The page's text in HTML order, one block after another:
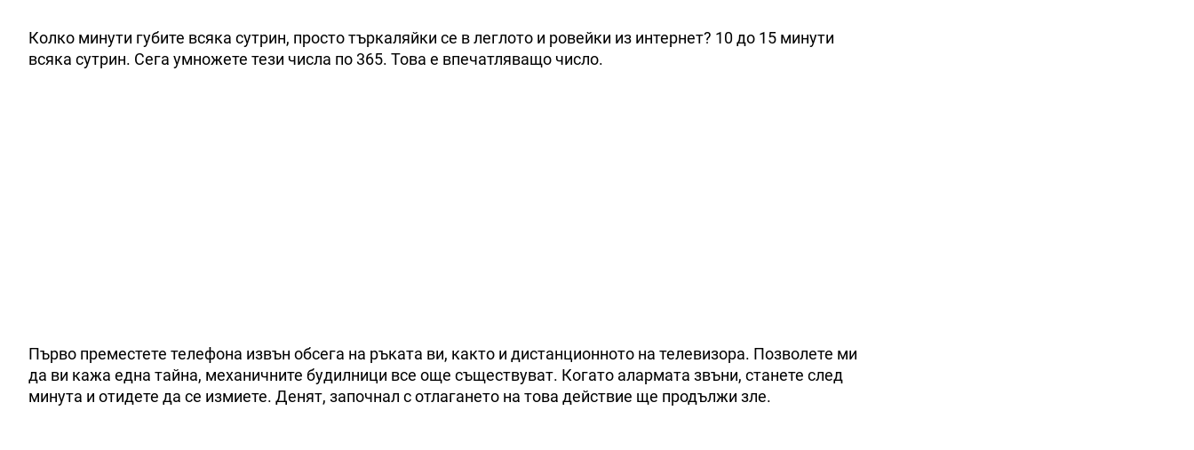
Колко минути губите всяка сутрин, просто търкаляйки се в леглото и ровейки из интернет? 10 до 15 минути
всяка сутрин. Сега умножете тези числа по 365. Това е впечатляващо число.
Първо преместете телефона извън обсега на ръката ви, както и дистанционното на телевизора. Позволете ми
да ви кажа една тайна, механичните будилници все още съществуват. Когато алармата звъни, станете след
минута и отидете да се измиете. Денят, започнал с отлагането на това действие ще продължи зле.